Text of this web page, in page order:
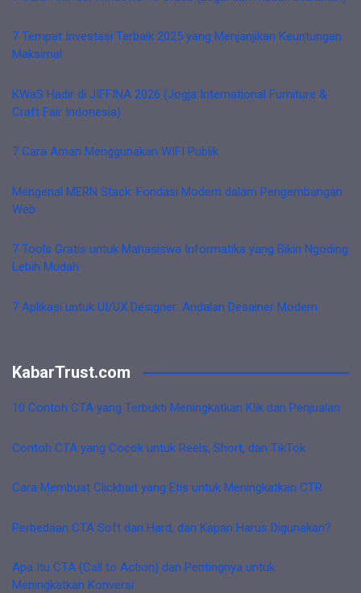
7 Tempat Investasi Terbaik 2025 yang Menjanjikan Keuntungan
Maksimal
KWaS Hadir di JIFFINA 2026 (Jogja International Furniture &
Craft Fair Indonesia)
7 Cara Aman Menggunakan WIFI Publik
Mengenal MERN Stack: Fondasi Modern dalam Pengembangan
Web
7 Tools Gratis untuk Mahasiswa Informatika yang Bikin Ngoding
Lebih Mudah
7 Aplikasi untuk UI/UX Designer: Andalan Desainer Modern
KabarTrust.com
10 Contoh CTA yang Terbukti Meningkatkan Klik dan Penjualan
Contoh CTA yang Cocok untuk Reels, Short, dan TikTok
Cara Membuat Clickbait yang Etis untuk Meningkatkan CTR
Perbedaan CTA Soft dan Hard, dan Kapan Harus Digunakan?
Apa Itu CTA (Call to Action) dan Pentingnya untuk
Meningkatkan Konversi